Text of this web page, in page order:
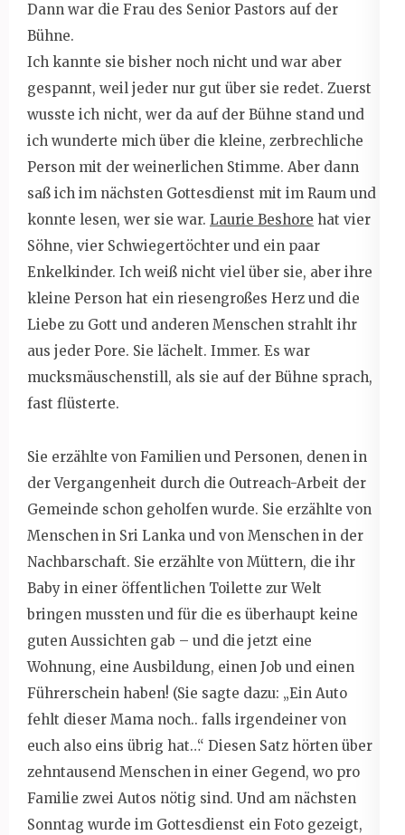
Dann war die Frau des Senior Pastors auf der
Bühne.
Ich kannte sie bisher noch nicht und war aber
gespannt, weil jeder nur gut über sie redet. Zuerst
wusste ich nicht, wer da auf der Bühne stand und
ich wunderte mich über die kleine, zerbrechliche
Person mit der weinerlichen Stimme. Aber dann
saß ich im nächsten Gottesdienst mit im Raum und
konnte lesen, wer sie war. Laurie Beshore hat vier
Söhne, vier Schwiegertöchter und ein paar
Enkelkinder. Ich weiß nicht viel über sie, aber ihre
kleine Person hat ein riesengroßes Herz und die
Liebe zu Gott und anderen Menschen strahlt ihr
aus jeder Pore. Sie lächelt. Immer. Es war
mucksmäuschenstill, als sie auf der Bühne sprach,
fast flüsterte.
Sie erzählte von Familien und Personen, denen in
der Vergangenheit durch die Outreach-Arbeit der
Gemeinde schon geholfen wurde. Sie erzählte von
Menschen in Sri Lanka und von Menschen in der
Nachbarschaft. Sie erzählte von Müttern, die ihr
Baby in einer öffentlichen Toilette zur Welt
bringen mussten und für die es überhaupt keine
guten Aussichten gab – und die jetzt eine
Wohnung, eine Ausbildung, einen Job und einen
Führerschein haben! (Sie sagte dazu: „Ein Auto
fehlt dieser Mama noch.. falls irgendeiner von
euch also eins übrig hat…“ Diesen Satz hörten über
zehntausend Menschen in einer Gegend, wo pro
Familie zwei Autos nötig sind. Und am nächsten
Sonntag wurde im Gottesdienst ein Foto gezeigt,